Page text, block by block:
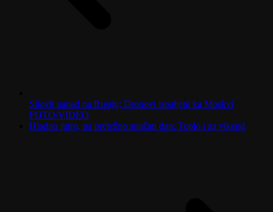
Silovit napad na Rusiju; Dronovi ispaljeni ka Moskvi
FOTO/VIDEO
Hladno jutro, pa pretežno sunčan dan: Toplo i za vikend